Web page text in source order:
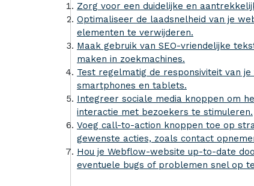
Zorg voor een duidelijke en
Optimaliseer de laadsnelheid van je
elementen te verwijderen.
Maak gebruik van SEO-vriendelijke
maken in zoekmachines.
Test regelmatig de responsiviteit van
smartphones en tablets.
Integreer sociale media knoppen om
interactie met bezoekers te stimuleren.
Voeg call-to-action knoppen toe op
gewenste acties, zoals contact
Hou je Webflow-website up-to-date
eventuele bugs of problemen snel op